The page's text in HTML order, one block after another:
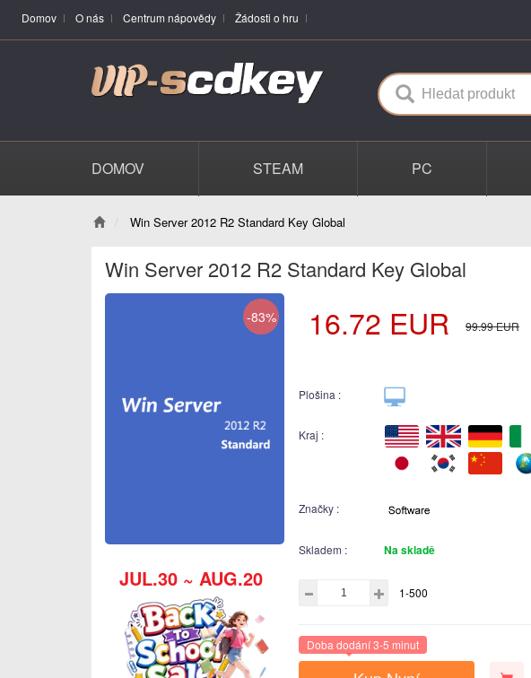
Domov O nás Centrum nápovědy Žádosti o hru
DOMOV STEAM PC
Win Server 2012 R2 Standard Key Global
Win Server 2012 R2 Standard Key Global
-83%
JUL.30 ~ AUG.20
16.72 EUR 99.99EUR
Plošina :
Kraj :
Značky :
Skladem : Na skladě
1-500
Doba dodání 3-5 minut